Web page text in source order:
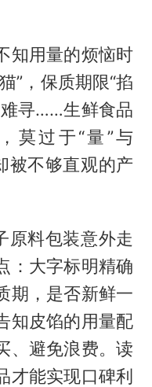
知用量的烦恼时
”，保质期限“掐
难寻……生鲜食品
莫过于“量”与
被不够直观的产
原料包装意外走
：大字标明精确
期，是否新鲜一
知皮馅的用量配
、避免浪费。读
才能实现口碑利